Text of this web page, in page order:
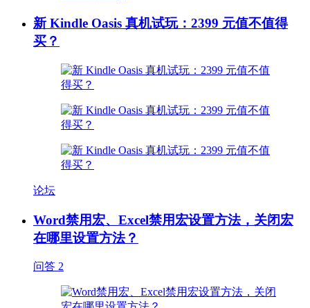
新 Kindle Oasis 真机试玩：2399 元值不值得
买？
论坛
Word禁用宏、Excel禁用宏设置方法，关闭宏
在哪里设置方法？
问答 2